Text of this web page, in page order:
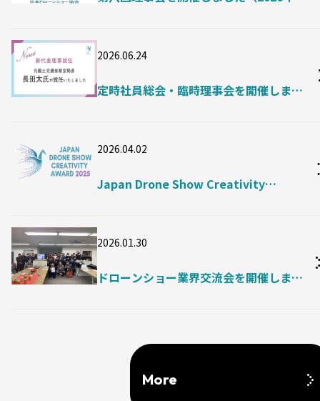
2026.06.24
定時社員総会・臨時理事会を開催しまし
2026.04.02
Japan Drone Show Creativity
2026.01.30
ドローンショー業界交流会を開催しまし
More